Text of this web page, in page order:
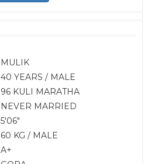
MULIK
40 YEARS / MALE
96 KULI MARATHA
NEVER MARRIED
5'06"
60 KG / MALE
A+